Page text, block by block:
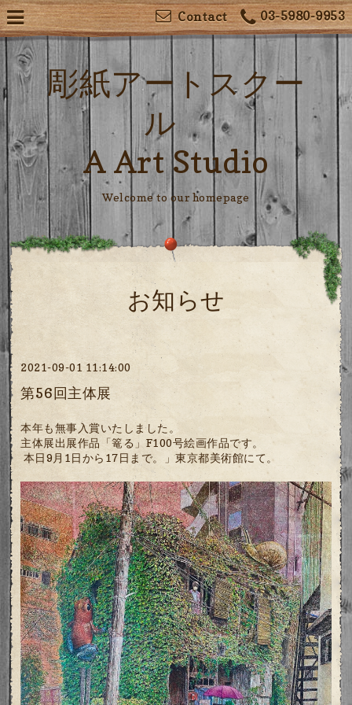
03-5980-9953
Contact
彫紙アートスクー
ル
A Art Studio
Welcome to our homepage
お知らせ
2021-09-01 11:14:00
第56回主体展
本年も無事入賞いたしました。
主体展出展作品「篭る」F100号絵画作品です。
本日9月1日から17日まで。」東京都美術館にて。